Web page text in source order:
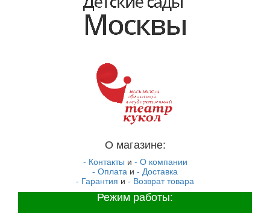
О магазине:
- Контакты и - О компании
- Оплата и - Доставка
- Гарантия и - Возврат товара
Режим работы: